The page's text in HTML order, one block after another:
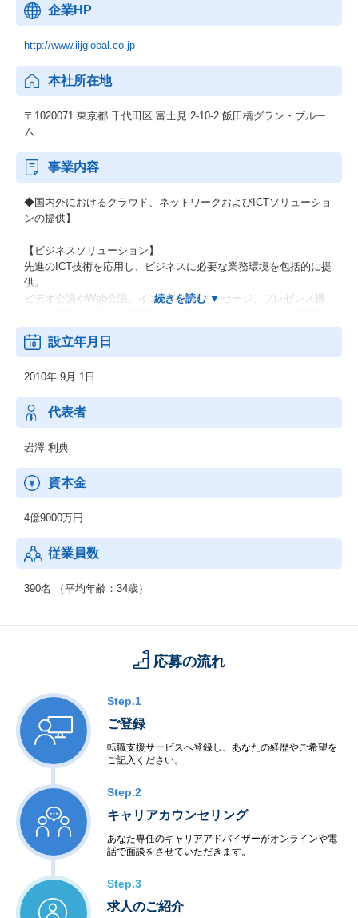
企業HP
http://www.iijglobal.co.jp
本社所在地
〒1020071 東京都 千代田区 富士見 2-10-2 飯田橋グラン・ブルー
ム
事業内容
◆国内外におけるクラウド、ネットワークおよびICTソリューショ
ンの提供】
【ビジネスソリューション】
先進のICT技術を応用し、ビジネスに必要な業務環境を包括的に提
供。
ビデオ会議やWeb会議、インスタントメッセージ、プレゼンス機
デバイスからいつでもどこからでも必要な相手とスムーズなコラ
ボレーションを可能とするシステムなどがある。
【グローバルソリューション】
海外拠点の開設に必要となるITインフラをワンストップで提供す
るパッケージサービス「海外拠点開設パック」や、国際インター
ネットVPNサービスなど、自社含め自社グループの提供するサー
ビスやなどを海外でもシームレスに提供。
【IIJグループソリューション】
自社グループが手掛けるクラウドソリューションやセキュリティ
【ネットワークソリューション】
ネットワークの設計、構築、導入、運用までをワンストップで提
供するほか、これらのトータルなアウトソーシングを可能にする
「ネットワーク・アウトソーシング・サービス」などを提供。
設立年月日
2010年 9月 1日
代表者
岩澤 利典
資本金
4億9000万円
従業員数
390名 （平均年齢：34歳）
応募の流れ
Step.1
ご登録
転職支援サービスへ登録し、あなたの経歴やご希望を
ご記入ください。
Step.2
キャリアカウンセリング
あなた専任のキャリアアドバイザーがオンラインや電
話で面談をさせていただきます。
Step.3
求人のご紹介